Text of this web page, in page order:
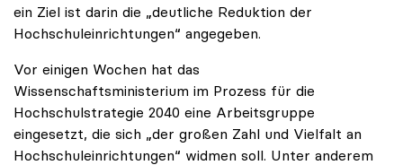
ein Ziel ist darin die „deutliche Reduktion der
Hochschuleinrichtungen“ angegeben.
Vor einigen Wochen hat das
Wissenschaftsministerium im Prozess für die
Hochschulstrategie 2040 eine Arbeitsgruppe
eingesetzt, die sich „der großen Zahl und Vielfalt an
Hochschuleinrichtungen“ widmen soll. Unter anderem